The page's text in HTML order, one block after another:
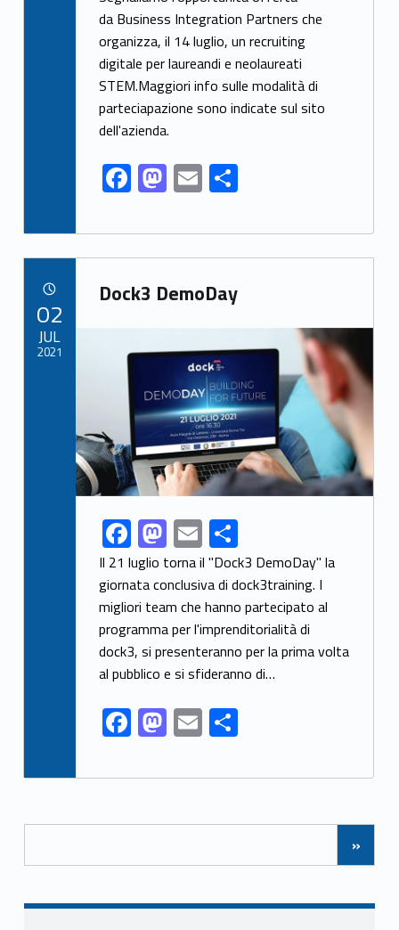
e
b
o
o
k
to
d
o
n
ai
l
ar
e
da Business Integration Partners che
organizza, il 14 luglio, un recruiting
digitale per laureandi e neolaureati
STEM.Maggiori info sulle modalità di
parteciapazione sono indicate sul sito
dell'azienda.
F
ac
e
b
o
k
M
as
to
d
o
E
m
ai
l
S
ar
e
Link identifier archive #link-archive-62979
Dock3 DemoDay
Link identifier share facebook archive #share-link-archive-55588F
ac
e
b
o
o
k
M
as
to
d
o
n
E
m
ai
l
S
h
ar
e
Il 21 luglio torna il "Dock3 DemoDay" la
giornata conclusiva di dock3training. I
migliori team che hanno partecipato al
programma per l'imprenditorialità di
dock3, si presenteranno per la prima volta
al pubblico e si sfideranno di…
F
ac
e
o
o
k
M
as
to
o
n
E
m
ai
S
h
ar
02
JUL
2021
Posts Navigation
»